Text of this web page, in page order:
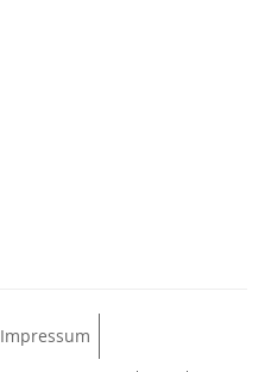
Impressum